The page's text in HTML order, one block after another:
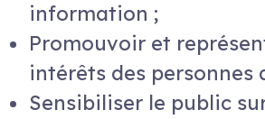
information ;
Promouvoir et
intérêts des personnes
Sensibiliser le public